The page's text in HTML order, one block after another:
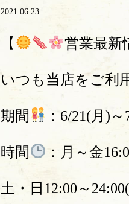
2021.06.23
【 営業最新
いつも当店をご利
期間 ：6/21(月)
時間 ：月～金
土・日12:00～